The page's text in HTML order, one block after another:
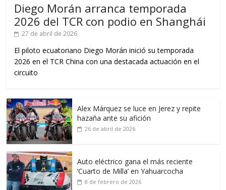
Diego Morán arranca temporada
2026 del TCR con podio en Shanghái
27 de abril de 2026
El piloto ecuatoriano Diego Morán inició su temporada
2026 en el TCR China con una destacada actuación en el
circuito
Alex Márquez se luce en Jerez y repite
hazaña ante su afición
26 de abril de 2026
Auto eléctrico gana el más reciente
‘Cuarto de Milla’ en Yahuarcocha
8 de febrero de 2026